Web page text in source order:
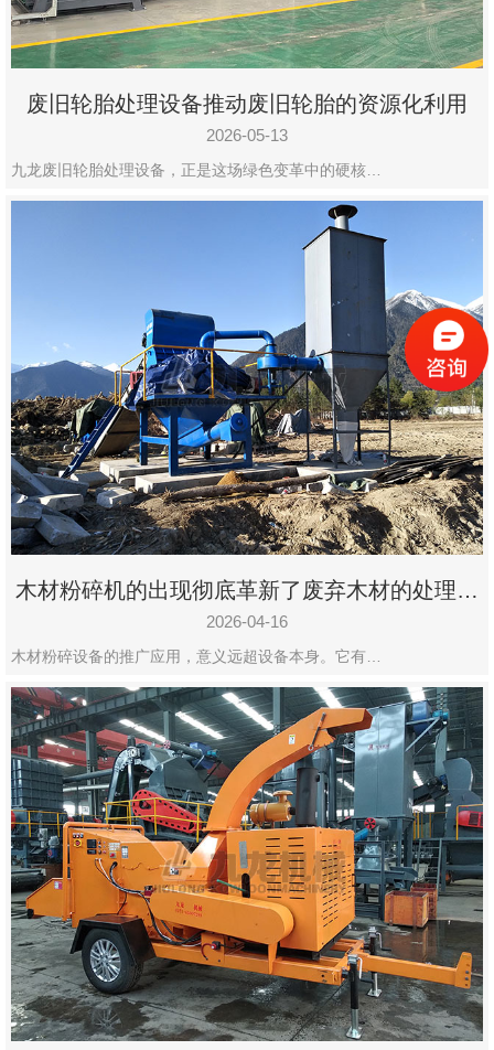
废旧轮胎处理设备推动废旧轮胎的资源化利用
2026-05-13
九龙废旧轮胎处理设备，正是这场绿色变革中的硬核…
木材粉碎机的出现彻底革新了废弃木材的处理模
式
2026-04-16
木材粉碎设备的推广应用，意义远超设备本身。它有…